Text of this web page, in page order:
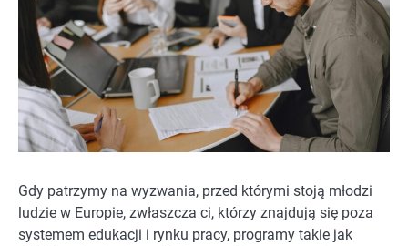
Gdy patrzymy na wyzwania, przed którymi stoją młodzi
ludzie w Europie, zwłaszcza ci, którzy znajdują się poza
systemem edukacji i rynku pracy, programy takie jak